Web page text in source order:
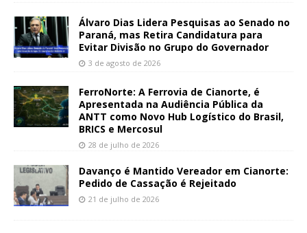
Álvaro Dias Lidera Pesquisas ao Senado no
Paraná, mas Retira Candidatura para
Evitar Divisão no Grupo do Governador
3 de agosto de 2026
FerroNorte: A Ferrovia de Cianorte, é
Apresentada na Audiência Pública da
ANTT como Novo Hub Logístico do Brasil,
BRICS e Mercosul
28 de julho de 2026
Davanço é Mantido Vereador em Cianorte:
Pedido de Cassação é Rejeitado
21 de julho de 2026